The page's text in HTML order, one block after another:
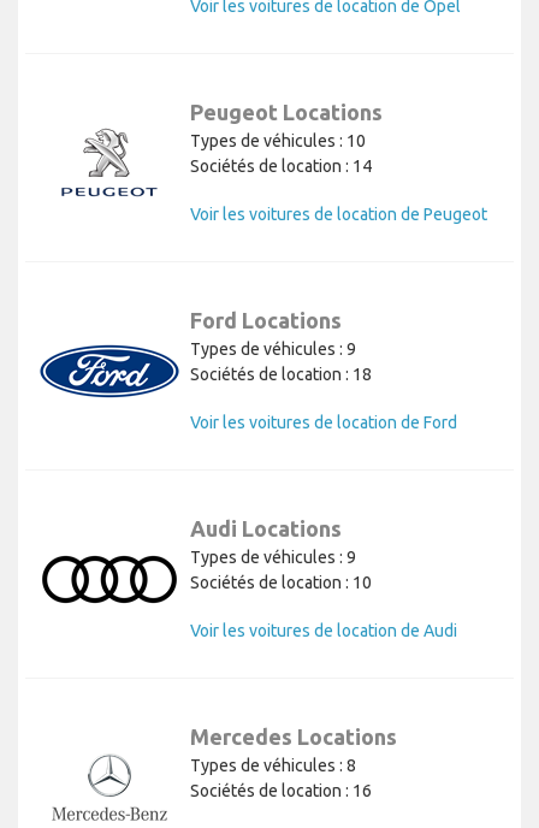
Voir les voitures de location de Opel
Peugeot Locations
Types de véhicules : 10
Sociétés de location : 14
Voir les voitures de location de Peugeot
Ford Locations
Types de véhicules : 9
Sociétés de location : 18
Voir les voitures de location de Ford
Audi Locations
Types de véhicules : 9
Sociétés de location : 10
Voir les voitures de location de Audi
Mercedes Locations
Types de véhicules : 8
Sociétés de location : 16